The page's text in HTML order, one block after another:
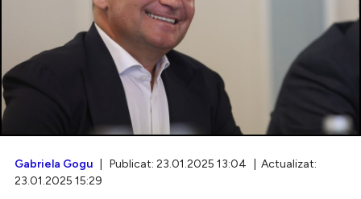
Intră în cont
Creează cont
Gabriela Gogu | Publicat: 23.01.2025 13:04 | Actualizat:
23.01.2025 15:29